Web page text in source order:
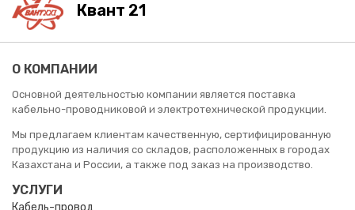
Квант 21
О КОМПАНИИ
Основной деятельностью компании является поставка
кабельно-проводниковой и электротехнической продукции.
Мы предлагаем клиентам качественную, сертифицированную
продукцию из наличия со складов, расположенных в городах
Казахстана и России, а также под заказ на производство.
УСЛУГИ
Кабель-провод